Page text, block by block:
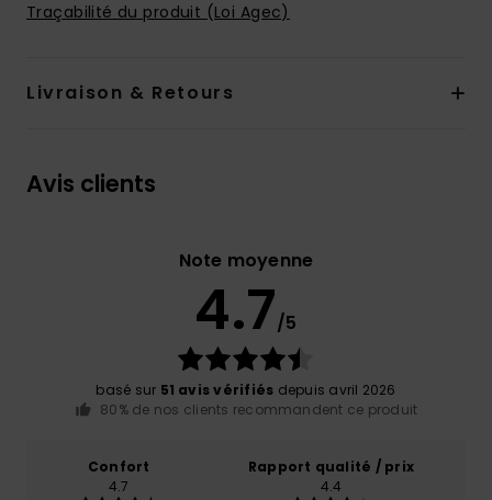
Traçabilité du produit (Loi Agec)
Livraison & Retours
Avis clients
Note moyenne
4.7/5
basé sur 51 avis vérifiés depuis avril 2026
80% de nos clients recommandent ce produit
Confort
4.7
Rapport qualité / prix
4.4